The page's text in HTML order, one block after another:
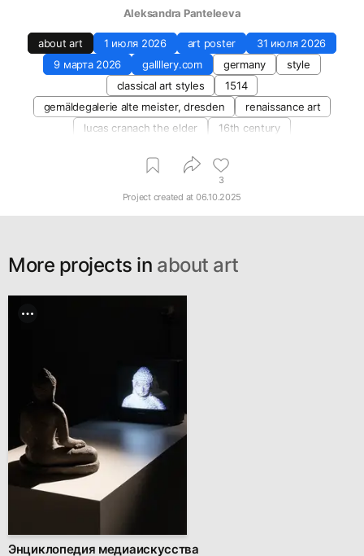
Aleksandra Panteleeva
about art 1 июля 2026 art poster
31 июля 2026
9 марта 2026
gallllery.com germany
style
classical art styles
1514
gemäldegalerie alte meister, dresden
renaissance art
lucas cranach the elder
16th century
3
Project created at 06.10.2025
More projects in about art
Энциклопедия медиаискусства